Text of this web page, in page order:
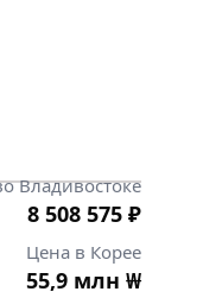
Владивостоке
8 508 575 ₽
Цена в Корее
55,9 млн ₩